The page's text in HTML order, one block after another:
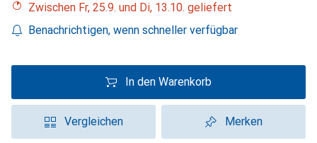
Zwischen Fr, 25.9. und Di, 13.10. geliefert
Benachrichtigen, wenn schneller verfügbar
In den Warenkorb
Vergleichen Merken